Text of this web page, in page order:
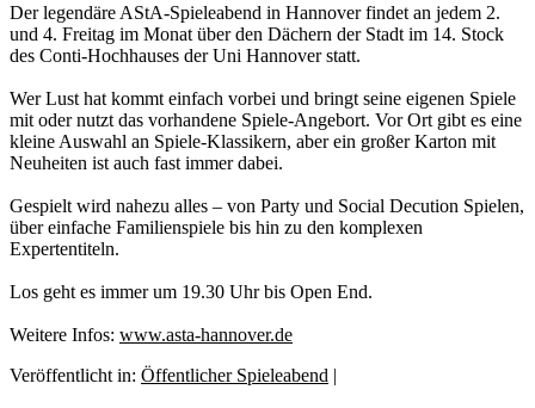
Der legendäre AStA-Spieleabend in Hannover findet an jedem 2.
und 4. Freitag im Monat über den Dächern der Stadt im 14. Stock
des Conti-Hochhauses der Uni Hannover statt.
Wer Lust hat kommt einfach vorbei und bringt seine eigenen Spiele
mit oder nutzt das vorhandene Spiele-Angebort. Vor Ort gibt es eine
kleine Auswahl an Spiele-Klassikern, aber ein großer Karton mit
Neuheiten ist auch fast immer dabei.
Gespielt wird nahezu alles – von Party und Social Decution Spielen,
über einfache Familienspiele bis hin zu den komplexen
Expertentiteln.
Los geht es immer um 19.30 Uhr bis Open End.
Weitere Infos: www.asta-hannover.de
Veröffentlicht in: Öffentlicher Spieleabend |